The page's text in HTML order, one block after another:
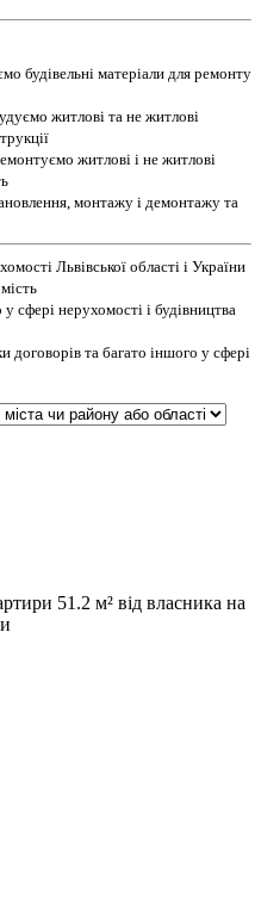
будівельні матеріали для ремонту
житлові та не житлові
житлові і не житлові
монтажу і демонтажу та
Львівської області і України
сфері нерухомості і будівництва
договорів та багато іншого у сфері
51.2 м² від власника на